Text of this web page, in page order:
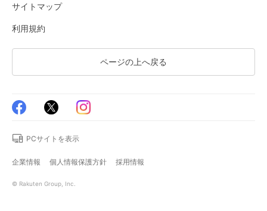
サイトマップ
利用規約
ページの上へ戻る
PCサイトを表示
企業情報 個人情報保護方針 採用情報
© Rakuten Group, Inc.